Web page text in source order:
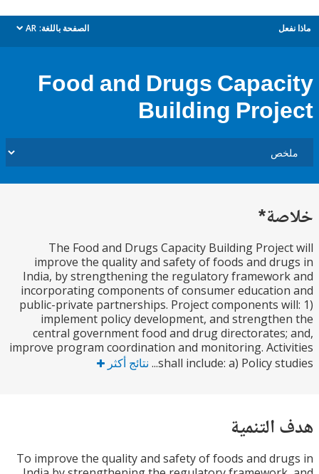
الصفحة باللغة: AR
dropdown
Food and Drugs
Building
The Food and Drugs Capacity Building
improve the quality and safety of foods and
India, by strengthening the regulatory
incorporating components of consumer
public-private partnerships. Project components
implement policy development, and
central government food and drug
improve program coordination and monitoring.
shall include: a) Policy
نتائج أكثر
To improve the quality and safety of foods and